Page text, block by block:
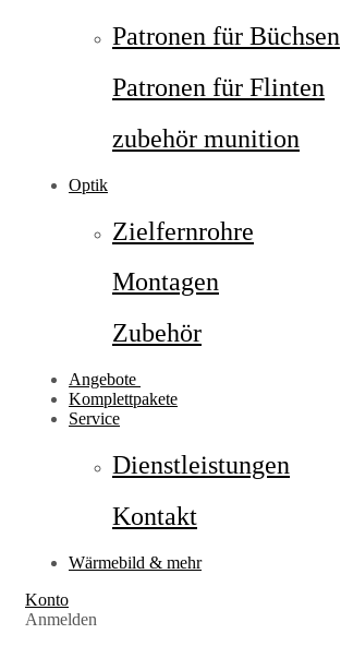
Patronen für Büchsen
Patronen für Flinten
zubehör munition
Optik
Zielfernrohre
Montagen
Zubehör
Angebote
Komplettpakete
Service
Dienstleistungen
Kontakt
Wärmebild & mehr
Konto
Anmelden